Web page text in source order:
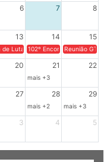
6 7 8
13 14 15
de Luta em Defesa de Cuba e da
102º Encontro da
Reunião
20 21 22
mais +3
27 28 29
mais +2 mais +3
3 4 5